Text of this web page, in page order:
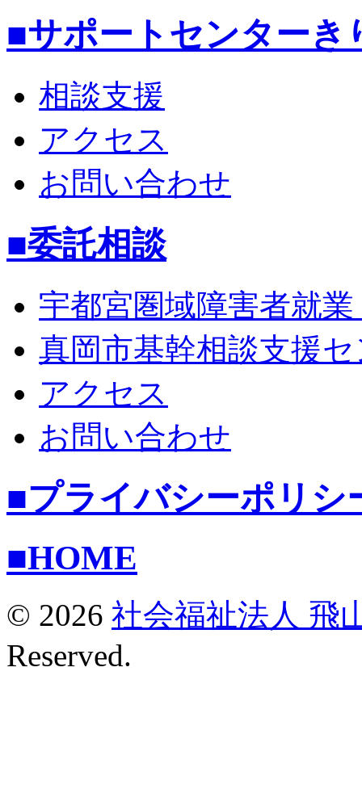
■サポートセンターき
相談支援
アクセス
お問い合わせ
■委託相談
宇都宮圏域障害者就
真岡市基幹相談支援
アクセス
お問い合わせ
■プライバシーポリシ
■HOME
© 2026 社会福祉法人 飛
Reserved.